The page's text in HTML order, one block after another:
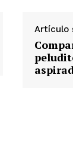
Artículo